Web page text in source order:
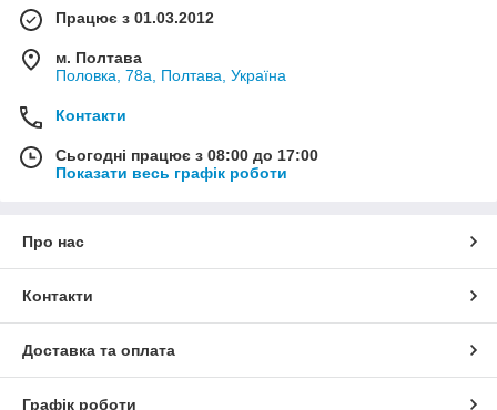
Працює з 01.03.2012
м. Полтава
Половка, 78а, Полтава, Україна
Контакти
Сьогодні працює з 08:00 до 17:00
Показати весь графік роботи
Про нас
Контакти
Доставка та оплата
Графік роботи